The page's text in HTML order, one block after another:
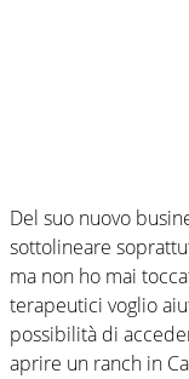
Del suo nuovo
sottolineare
ma non ho mai
terapeutici voglio
possibilità di
aprire un ranch in